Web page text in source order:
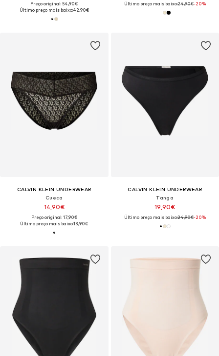
Preço original: 54,90€
Último preço mais baixo:42,90€
Último preço mais baixo:24,90€-20%
CALVIN KLEIN UNDERWEAR
Cueca
14,90€
Preço original: 17,90€
Último preço mais baixo:13,90€
CALVIN KLEIN UNDERWEAR
Tanga
19,90€
Último preço mais baixo:24,90€-20%